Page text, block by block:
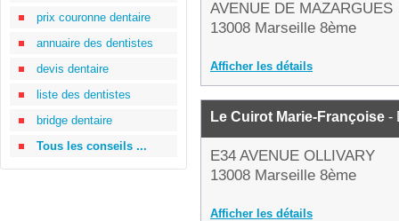
prix couronne dentaire
annuaire des dentistes
devis dentaire
liste des dentistes
bridge dentaire
Tous les conseils ...
AVENUE DE MAZARGUES
13008 Marseille 8ème
Afficher les détails
Le Cuirot Marie-Françoise -
E34 AVENUE OLLIVARY
13008 Marseille 8ème
Afficher les détails